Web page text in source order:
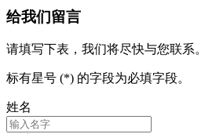
给我们留言
请填写下表，我们将尽快与您联系。
标有星号 (*) 的字段为必填字段。
姓名